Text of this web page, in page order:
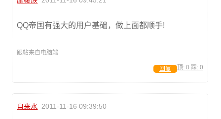
QQ帝国有强大的用户基础，做上面都顺手!
跟帖来自电脑端
顶: 0 踩: 0
回复
自来水 2011-11-16 09:39:50